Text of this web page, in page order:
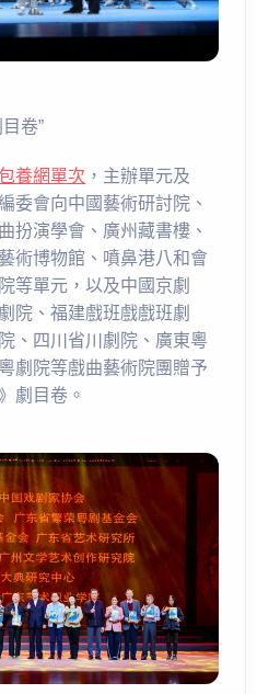
卷”
養網單次 ，主辦單元及
委會向中國藝術研討院、
扮演學會、廣州藏書樓、
術博物館、噴鼻港八和會
等單元，以及中國京劇
院、福建戲班戲戲班劇
、四川省川劇院、廣東粵
劇院等戲曲藝術院團贈予
劇目卷。